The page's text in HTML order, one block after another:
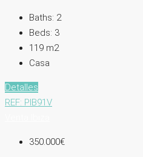
Baths: 2
Beds: 3
119 m2
Casa
Detalles
REF: PIB91V
350.000€